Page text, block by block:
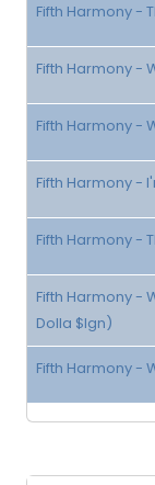
Fifth Harmony -
Fifth Harmony -
Fifth Harmony -
Fifth Harmony -
Fifth Harmony -
Fifth Harmony -
Dolla $Ign)
Fifth Harmony -